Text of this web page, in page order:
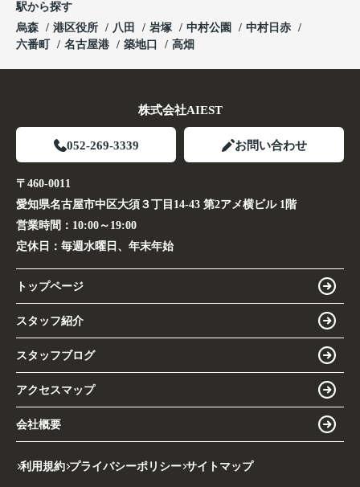
駅から探す
烏森
港区役所 八田 岩塚 中村公園
中村日赤
六番町
名古屋港 築地口 高畑
株式会社AIEST
052-269-3339 お問い合わせ
〒460-0011
愛知県名古屋市中区大須３丁目14-43 第2アメ横ビル 1階
営業時間： 10:00～19:00
定休日： 毎週水曜日、年末年始
トップページ
スタッフ紹介
スタッフブログ
アクセスマップ
会社概要
利用規約 プライバシーポリシー サイトマップ